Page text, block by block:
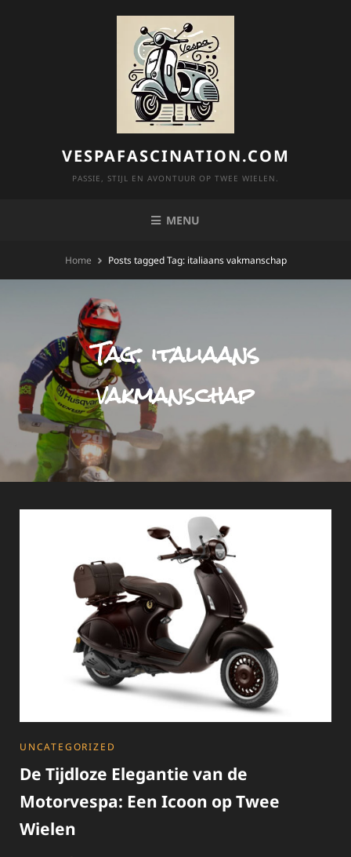
VESPAFASCINATION.COM
PASSIE, STIJL EN AVONTUUR OP TWEE WIELEN.
MENU
Home Posts taggedTag: italiaans vakmanschap
Tag:italiaans
vakmanschap
CATEGORIES
UNCATEGORIZED
De Tijdloze Elegantie van de
Motorvespa: Een Icoon op Twee
Wielen